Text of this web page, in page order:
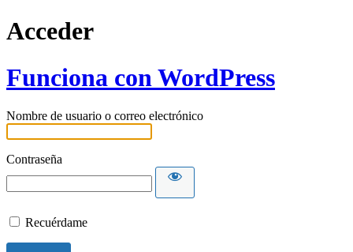
Acceder
Funciona con WordPress
Nombre de usuario o correo electrónico
Contraseña
Recuérdame